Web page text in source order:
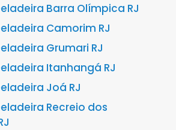
Barra Olímpica RJ
Camorim RJ
Grumari RJ
Itanhangá RJ
Joá RJ
Recreio dos